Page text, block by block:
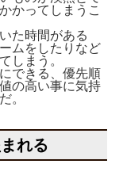
かってしまうこ
た時間がある
ムをしたりなど
しまう。
できる、優先順
の高い事に気持
。
れる